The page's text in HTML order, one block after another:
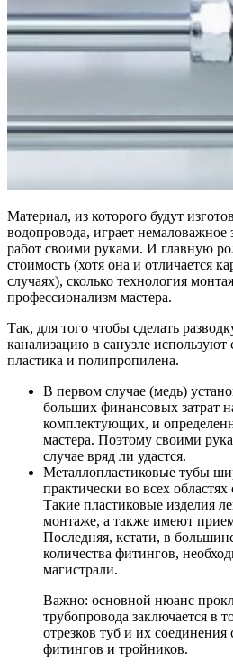
Материал, из которого будут
водопровода, играет немаловажное
работ своими руками. И главную
стоимость (хотя она и отличается
случаях), сколько технология
профессионализм мастера.
Так, для того чтобы сделать
канализацию в санузле используют
пластика и полипропилена.
В первом случае (медь)
больших финансовых затрат
комплектующих, и
мастера. Поэтому своими
случае вряд ли удастся.
Металлопластиковые тубы
практически во всех
Такие пластиковые изделия
монтаже, а также имеют
Последняя, кстати, в
количества фитингов,
магистрали.
Важно: основной нюанс
трубопровода заключается в
отрезков туб и их
фитингов и тройников.